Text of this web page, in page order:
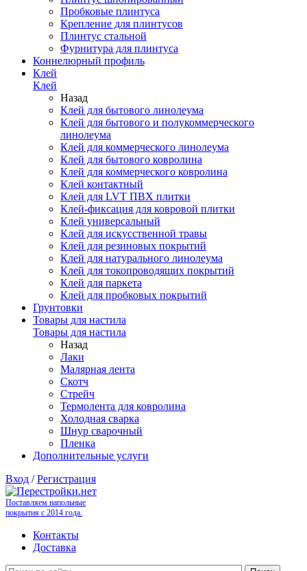
Пробковые плинтуса
Крепление для плинтусов
Плинтус стальной
Фурнитура для плинтуса
Коннелюрный профиль
Клей
Клей
Назад
Клей для бытового линолеума
Клей для бытового и полукоммерческого
линолеума
Клей для коммерческого линолеума
Клей для бытового ковролина
Клей для коммерческого ковролина
Клей контактный
Клей для LVT ПВХ плитки
Клей-фиксация для ковровой плитки
Клей универсальный
Клей для искусственной травы
Клей для резиновых покрытий
Клей для натурального линолеума
Клей для токопроводящих покрытий
Клей для паркета
Клей для пробковых покрытий
Грунтовки
Товары для настила
Товары для настила
Назад
Лаки
Малярная лента
Скотч
Стрейч
Термолента для ковролина
Холодная сварка
Шнур сварочный
Пленка
Дополнительные услуги
Вход /Регистрация
Поставляем напольные
покрытия с 2014 года.
Контакты
Доставка